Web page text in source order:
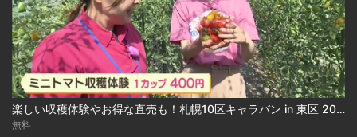
楽しい収穫体験やお得な直売も！札幌10区キャラバン in 東区 2026-07-27
無料